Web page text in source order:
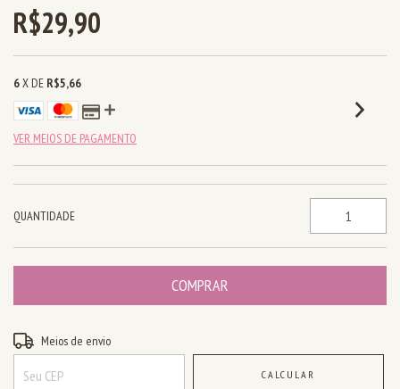
R$29,90
6X DE R$5,66
VER MEIOS DE PAGAMENTO
QUANTIDADE
Entregas para o CEP:
Meios de envio
CALCULAR